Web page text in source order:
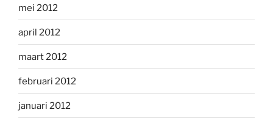
mei 2012
april 2012
maart 2012
februari 2012
januari 2012